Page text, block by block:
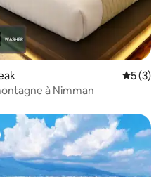
Note
5 (3)
à Nimman